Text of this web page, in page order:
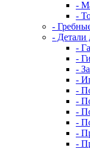
-
-
-
- Детали
-
-
-
-
-
-
-
-
-
-